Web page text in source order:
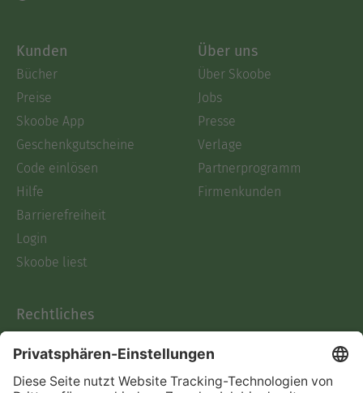
Kunden
Bücher
Preise
Skoobe App
Geschenkgutscheine
Code einlösen
Hilfe
Barrierefreiheit
Login
Skoobe liest
Über uns
Über Skoobe
Jobs
Presse
Verlage
Partnerprogramm
Firmenkunden
Rechtliches
AGB
Informationen nach Data